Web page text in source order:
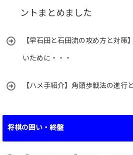
ントまとめました
【早石田と石田流の攻め方と対策
いために・・・
【ハメ手紹介】角頭歩戦法の進行
将棋の囲い・終盤